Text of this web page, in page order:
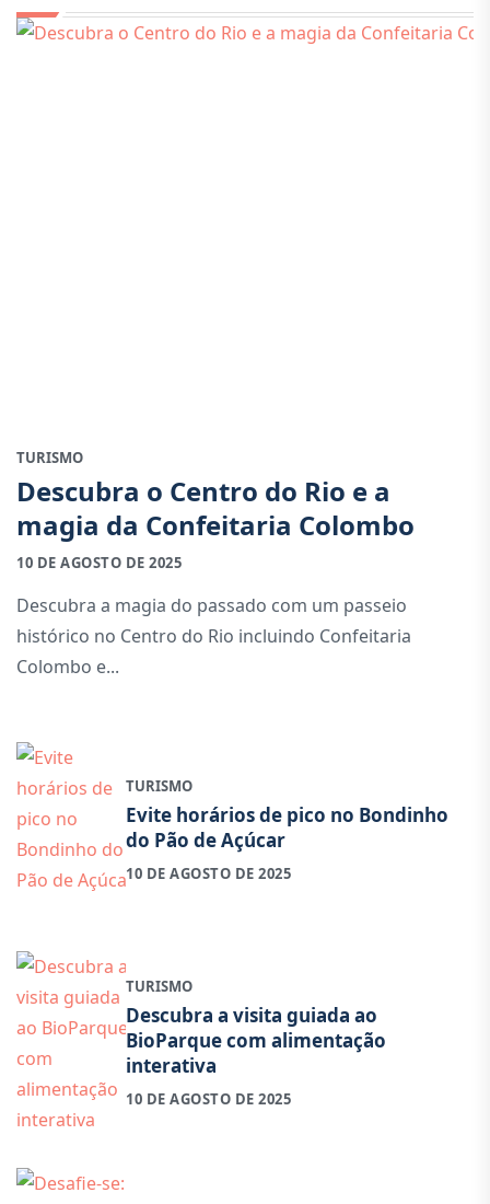
TURISMO
Descubra o Centro do Rio e a
magia da Confeitaria Colombo
10 DE AGOSTO DE 2025
Descubra a magia do passado com um passeio
histórico no Centro do Rio incluindo Confeitaria
Colombo e...
TURISMO
Evite horários de pico no Bondinho
do Pão de Açúcar
10 DE AGOSTO DE 2025
TURISMO
Descubra a visita guiada ao
BioParque com alimentação
interativa
10 DE AGOSTO DE 2025